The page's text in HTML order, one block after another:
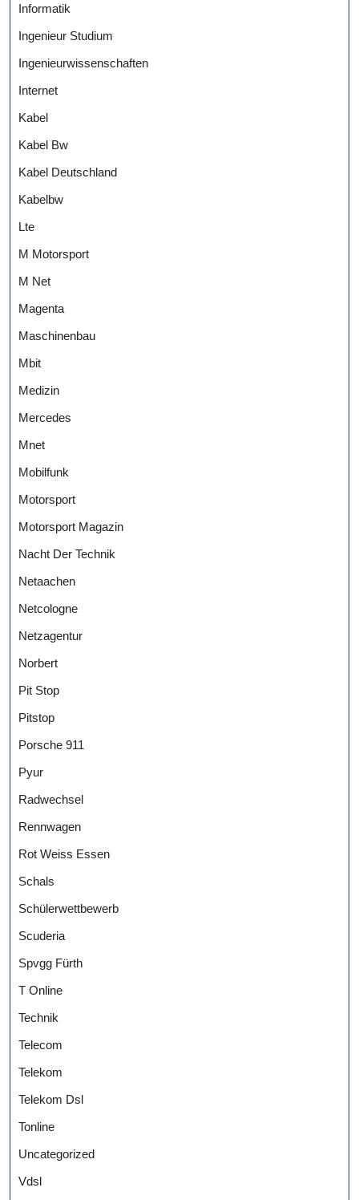
Informatik
Ingenieur Studium
Ingenieurwissenschaften
Internet
Kabel
Kabel Bw
Kabel Deutschland
Kabelbw
Lte
M Motorsport
M Net
Magenta
Maschinenbau
Mbit
Medizin
Mercedes
Mnet
Mobilfunk
Motorsport
Motorsport Magazin
Nacht Der Technik
Netaachen
Netcologne
Netzagentur
Norbert
Pit Stop
Pitstop
Porsche 911
Pyur
Radwechsel
Rennwagen
Rot Weiss Essen
Schals
Schülerwettbewerb
Scuderia
Spvgg Fürth
T Online
Technik
Telecom
Telekom
Telekom Dsl
Tonline
Uncategorized
Vdsl